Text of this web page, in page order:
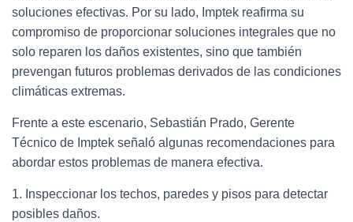
soluciones efectivas. Por su lado, Imptek reafirma su
compromiso de proporcionar soluciones integrales que no
solo reparen los daños existentes, sino que también
prevengan futuros problemas derivados de las condiciones
climáticas extremas.
Frente a este escenario, Sebastián Prado, Gerente
Técnico de Imptek señaló algunas recomendaciones para
abordar estos problemas de manera efectiva.
1. Inspeccionar los techos, paredes y pisos para detectar
posibles daños.